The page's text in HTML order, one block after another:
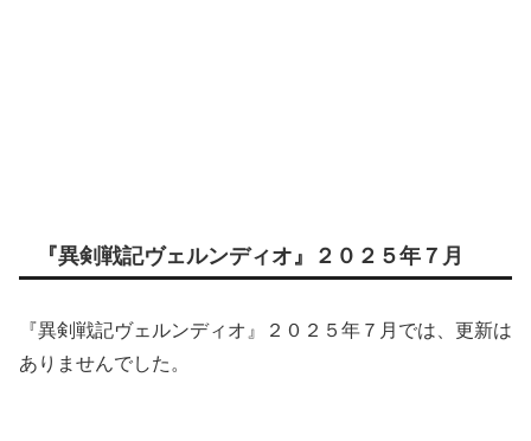
『異剣戦記ヴェルンディオ』２０２５年７月
『異剣戦記ヴェルンディオ』２０２５年７月では、更新は
ありませんでした。